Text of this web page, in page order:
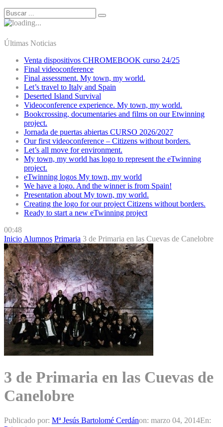
Últimas Noticias
Venta dispositivos CHROMEBOOK curso 24/25
Final videoconference
Final assessment. My town, my world.
Let’s travel to Italy and Spain
Deserted Island Survival
Videoconference experience. My town, my world.
Bookcrossing, documentaries and films on our Etwinning
project.
Jornada de puertas abiertas CURSO 2026/2027
Our first videoconference – Citizens without borders.
Let’s all move for environment.
My town, my world has logo to represent the eTwinning
project.
eTwinning logos My town, my world
We have a logo. And the winner is from Spain!
Presentation about My town, my world.
Creating the logo for our project Citizens without borders.
Ready to start a new eTwinning project
00:48
Inicio Alumnos Primaria 3 de Primaria en las Cuevas de Canelobre
3 de Primaria en las Cuevas de
Canelobre
Publicado por: Mª Jesús Bartolomé Cerdánon: marzo 04, 2014En: